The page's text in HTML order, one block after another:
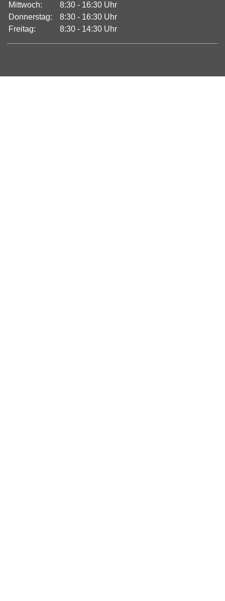
Mittwoch:
8:30 - 16:30 Uhr
Donnerstag:
8:30 - 16:30 Uhr
Freitag:
8:30 - 14:30 Uhr